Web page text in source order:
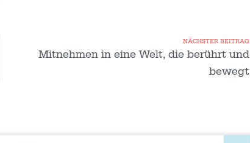
NÄCHSTER BEITRAG
Mitnehmen in eine Welt, die berührt und
bewegt